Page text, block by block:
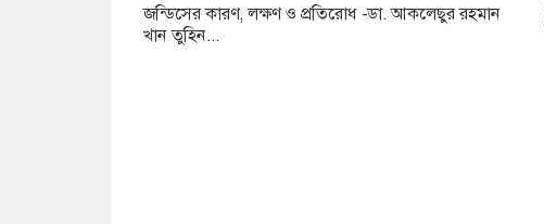
জন্ডিসের কারণ, লক্ষণ ও প্রতিরোধ -ডা. আকলেছুর রহমান
খান তুহিন...